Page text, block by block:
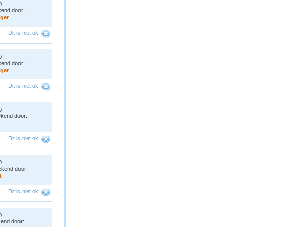
door:
ger
Dit is niet ok
door:
ger
Dit is niet ok
door:
Dit is niet ok
door:
t
Dit is niet ok
door: